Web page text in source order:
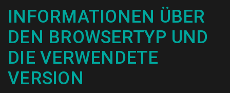
INFORMATIONEN ÜBER
DEN BROWSERTYP UND
DIE VERWENDETE
VERSION